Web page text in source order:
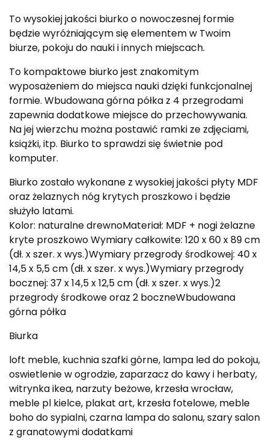
To wysokiej jakości biurko o nowoczesnej formie
będzie wyróżniającym się elementem w Twoim
biurze, pokoju do nauki i innych miejscach.
To kompaktowe biurko jest znakomitym
wyposażeniem do miejsca nauki dzięki funkcjonalnej
formie. Wbudowana górna półka z 4 przegrodami
zapewnia dodatkowe miejsce do przechowywania.
Na jej wierzchu można postawić ramki ze zdjęciami,
książki, itp. Biurko to sprawdzi się świetnie pod
komputer.
Biurko zostało wykonane z wysokiej jakości płyty MDF
oraz żelaznych nóg krytych proszkowo i będzie
służyło latami.
Kolor: naturalne drewnoMateriał: MDF + nogi żelazne
kryte proszkowo Wymiary całkowite: 120 x 60 x 89 cm
(dł. x szer. x wys.)Wymiary przegrody środkowej: 40 x
14,5 x 5,5 cm (dł. x szer. x wys.)Wymiary przegrody
bocznej: 37 x 14,5 x 12,5 cm (dł. x szer. x wys.)2
przegrody środkowe oraz 2 boczneWbudowana
górna półka
Biurka
loft meble, kuchnia szafki górne, lampa led do pokoju,
oswietlenie w ogrodzie, zaparzacz do kawy i herbaty,
witrynka ikea, narzuty beżowe, krzesła wrocław,
meble pl kielce, plakat art, krzesła fotelowe, meble
boho do sypialni, czarna lampa do salonu, szary salon
z granatowymi dodatkami